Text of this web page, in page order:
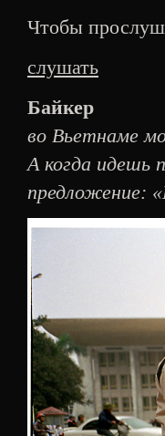
Чтобы
слушать
Байкер
во Вьетнаме
А когда идешь
предложение: